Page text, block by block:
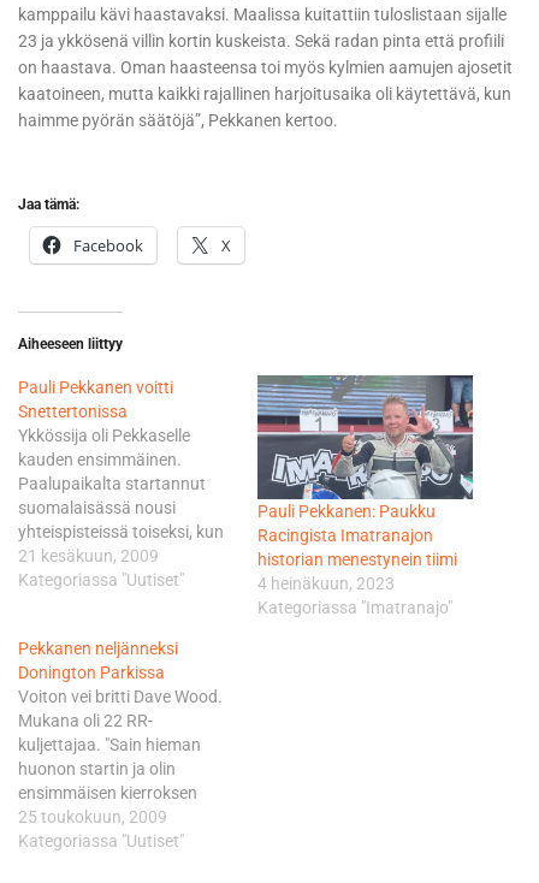
kamppailu kävi haastavaksi. Maalissa kuitattiin tuloslistaan sijalle
23 ja ykkösenä villin kortin kuskeista. Sekä radan pinta että profiili
on haastava. Oman haasteensa toi myös kylmien aamujen ajosetit
kaatoineen, mutta kaikki rajallinen harjoitusaika oli käytettävä, kun
haimme pyörän säätöjä”, Pekkanen kertoo.
Jaa tämä:
Facebook X
Aiheeseen liittyy
Pauli Pekkanen voitti
Snettertonissa
Ykkössija oli Pekkaselle
kauden ensimmäinen.
Paalupaikalta startannut
suomalaisässä nousi
yhteispisteissä toiseksi, kun
sarjasta on ajamatta vielä
kuusi kilpailua. Johdossa on
Snettertonin lauantain 20.6.
kisassa In Moto Corsen 26-
vuotias suomalaispilotti jäi
neljänneksi. Osittain
kaatosateessa käydyn
kilpailun voiton nappasi Sam
Bishop. Näin Pauli Pekkanen
kommentoi voittoisaa…
21 kesäkuun, 2009
Kategoriassa "Uutiset"
Pauli Pekkanen: Paukku
Racingista Imatranajon
historian menestynein tiimi
4 heinäkuun, 2023
Kategoriassa "Imatranajo"
Pekkanen neljänneksi
Donington Parkissa
Voiton vei britti Dave Wood.
Mukana oli 22 RR-
kuljettajaa. "Sain hieman
huonon startin ja olin
ensimmäisen kierroksen
jälkeen sijalla 7.", kertoi
suomalaispilotti sunnuntain
25 toukokuun, 2009
Kategoriassa "Uutiset"